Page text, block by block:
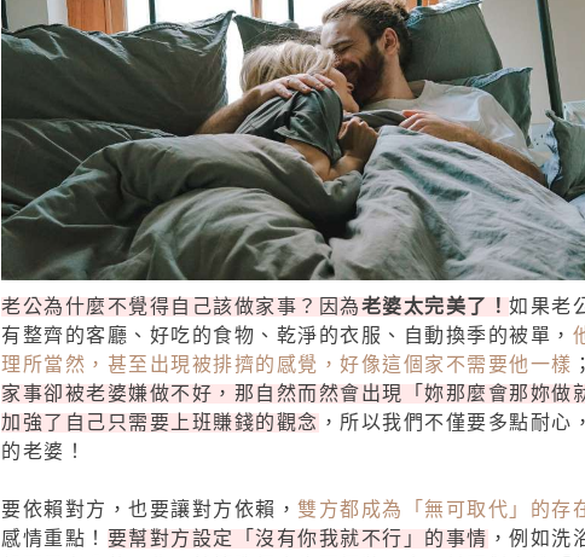
老公為什麼不覺得自己該做家事？因為老婆太完美了！ 如果老
有整齊的客廳、好吃的食物、乾淨的衣服、自動換季的被單，
理所當然，甚至出現被排擠的感覺，好像這個家不需要他一樣 ；
家事卻被老婆嫌做不好，那自然而然會出現「妳那麼會那妳做
加強了自己只需要上班賺錢的觀念 ，所以我們不僅要多點耐心
的老婆！
要依賴對方，也要讓對方依賴， 雙方都成為「無可取代」的存
感情重點！ 要幫對方設定「沒有你我就不行」的事情 ，例如洗